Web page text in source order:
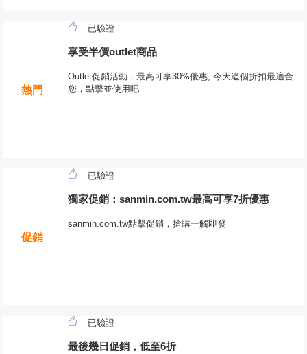
熱門
已驗證
享受半價outlet商品
Outlet促銷活動，最高可享30%優惠, 今天這個折扣最適合
您，點擊並使用吧
促銷
已驗證
獨家促銷：sanmin.com.tw最高可享7折優惠
sanmin.com.tw點擊促銷，搶購一觸即發
已驗證
最後幾日促銷，低至6折